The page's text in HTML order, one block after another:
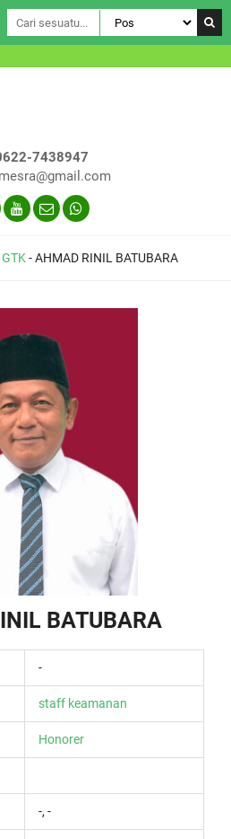
7438947
GTK-AHMAD RINIL BATUBARA
BATUBARA
-
staff keamanan
Honorer
-, -